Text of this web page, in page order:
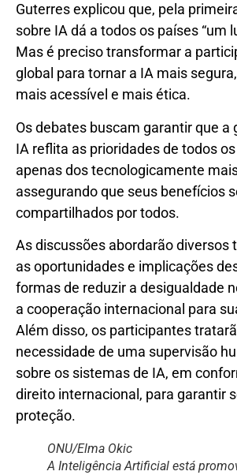
Guterres explicou que, pela
sobre IA dá a todos os países “um
Mas é preciso transformar a
global para tornar a IA mais
mais acessível e mais ética.
Os debates buscam garantir que a
IA reflita as prioridades de todos
apenas dos tecnologicamente
assegurando que seus benefícios
compartilhados por todos.
As discussões abordarão diversos
as oportunidades e implicações
formas de reduzir a desigualdade
a cooperação internacional para
Além disso, os participantes
necessidade de uma supervisão
sobre os sistemas de IA, em
direito internacional, para garantir
proteção.
ONU/Elma Okic
A Inteligência Artificial está